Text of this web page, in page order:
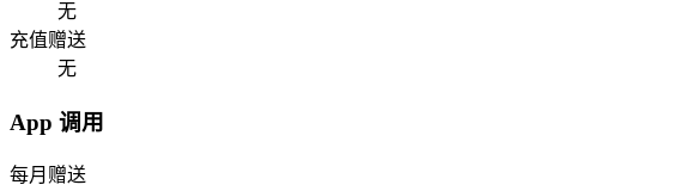
无
充值赠送
无
App 调用
每月赠送